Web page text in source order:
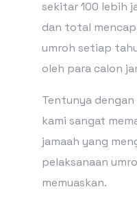
sekitar 100 lebih
dan total
umroh setiap
oleh para calon
Tentunya
kami sangat
jamaah yang
pelaksanaan
memuaskan.